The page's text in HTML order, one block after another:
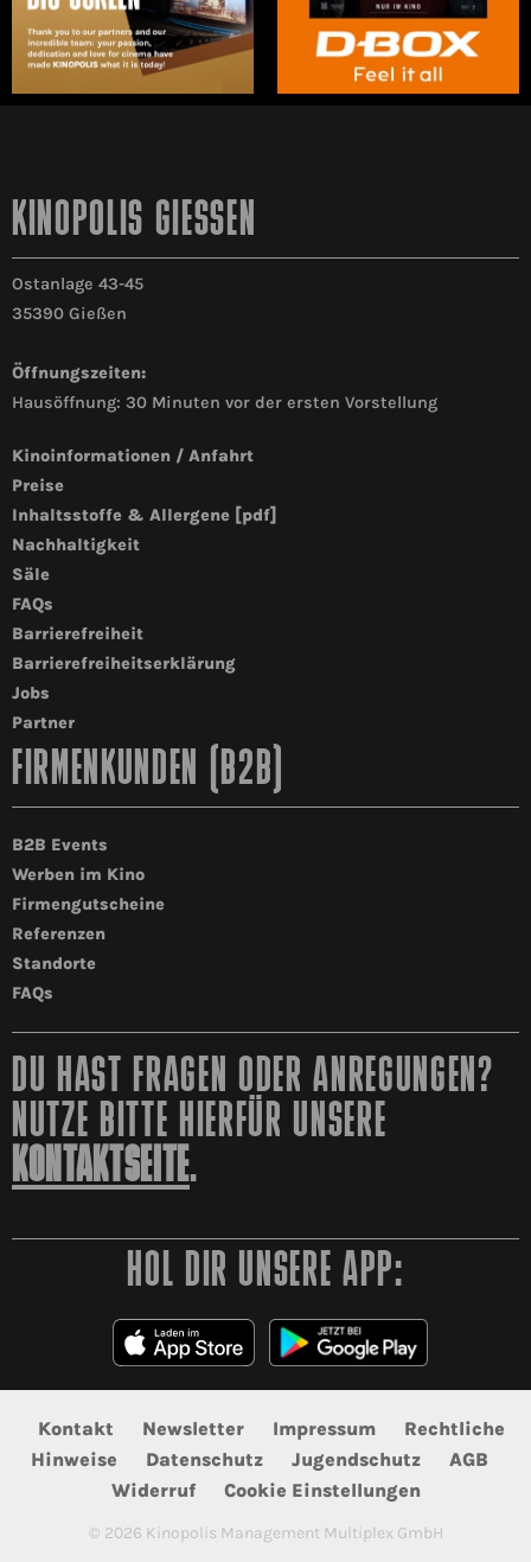
KINOPOLIS GIESSEN
Ostanlage 43-45
35390 Gießen
Öffnungszeiten:
Hausöffnung: 30 Minuten vor der ersten Vorstellung
Kinoinformationen / Anfahrt
Preise
Inhaltsstoffe & Allergene [pdf]
Nachhaltigkeit
Säle
FAQs
Barrierefreiheit
Barrierefreiheitserklärung
Jobs
Partner
FIRMENKUNDEN (B2B)
B2B Events
Werben im Kino
Firmengutscheine
Referenzen
Standorte
FAQs
DU HAST FRAGEN ODER ANREGUNGEN?
NUTZE BITTE HIERFÜR UNSERE
KONTAKTSEITE.
HOL DIR UNSERE APP:
Kontakt Newsletter Impressum
Rechtliche
Hinweise
Datenschutz Jugendschutz
AGB
Widerruf
Cookie Einstellungen
© 2026 Kinopolis Management Multiplex GmbH